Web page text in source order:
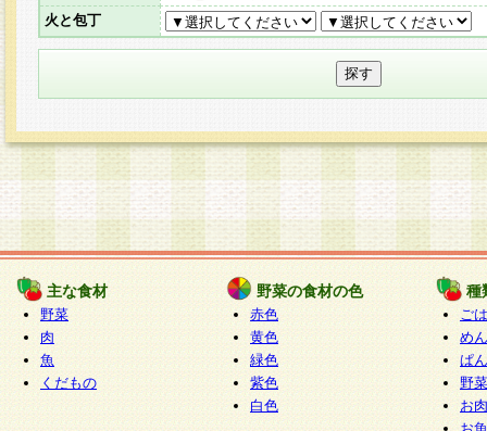
火と包丁
主な食材
野菜
肉
魚
くだもの
野菜の食材の色
赤色
黄色
緑色
紫色
白色
種
ご
めん
ぱん
野
お